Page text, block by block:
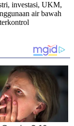
investasi, UKM,
air bawah